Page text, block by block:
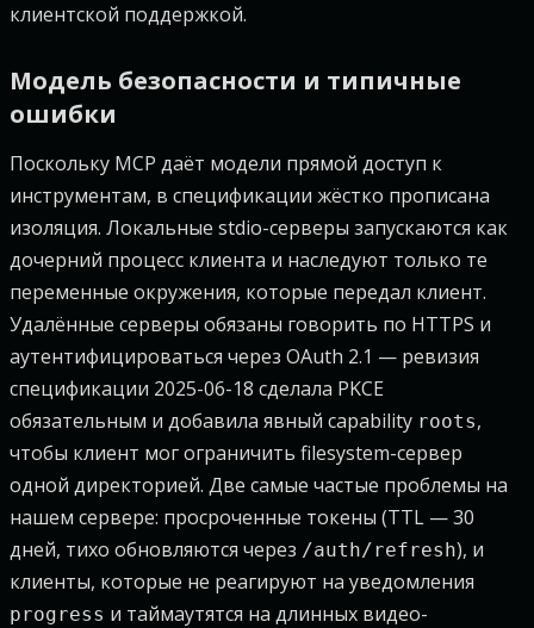
клиентской поддержкой.
Модель безопасности и типичные
ошибки
Поскольку MCP даёт модели прямой доступ к
инструментам, в спецификации жёстко прописана
изоляция. Локальные stdio-серверы запускаются как
дочерний процесс клиента и наследуют только те
переменные окружения, которые передал клиент.
Удалённые серверы обязаны говорить по HTTPS и
аутентифицироваться через OAuth 2.1 — ревизия
спецификации 2025-06-18 сделала PKCE
обязательным и добавила явный capability roots,
чтобы клиент мог ограничить filesystem-сервер
одной директорией. Две самые частые проблемы на
нашем сервере: просроченные токены (TTL — 30
дней, тихо обновляются через /auth/refresh), и
клиенты, которые не реагируют на уведомления
progress и таймаутятся на длинных видео-